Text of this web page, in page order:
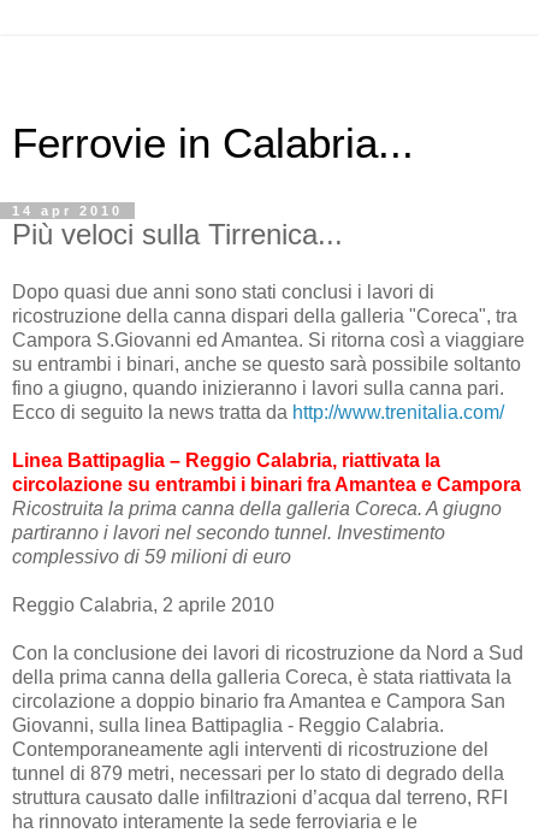
Ferrovie in Calabria...
14 apr 2010
Più veloci sulla Tirrenica...
Dopo quasi due anni sono stati conclusi i lavori di
ricostruzione della canna dispari della galleria "Coreca", tra
Campora S.Giovanni ed Amantea. Si ritorna così a viaggiare
su entrambi i binari, anche se questo sarà possibile soltanto
fino a giugno, quando inizieranno i lavori sulla canna pari.
Ecco di seguito la news tratta da http://www.trenitalia.com/
Linea Battipaglia – Reggio Calabria, riattivata la
circolazione su entrambi i binari fra Amantea e Campora
Ricostruita la prima canna della galleria Coreca. A giugno
partiranno i lavori nel secondo tunnel. Investimento
complessivo di 59 milioni di euro
Reggio Calabria, 2 aprile 2010
Con la conclusione dei lavori di ricostruzione da Nord a Sud
della prima canna della galleria Coreca, è stata riattivata la
circolazione a doppio binario fra Amantea e Campora San
Giovanni, sulla linea Battipaglia - Reggio Calabria.
Contemporaneamente agli interventi di ricostruzione del
tunnel di 879 metri, necessari per lo stato di degrado della
struttura causato dalle infiltrazioni d’acqua dal terreno, RFI
ha rinnovato interamente la sede ferroviaria e le